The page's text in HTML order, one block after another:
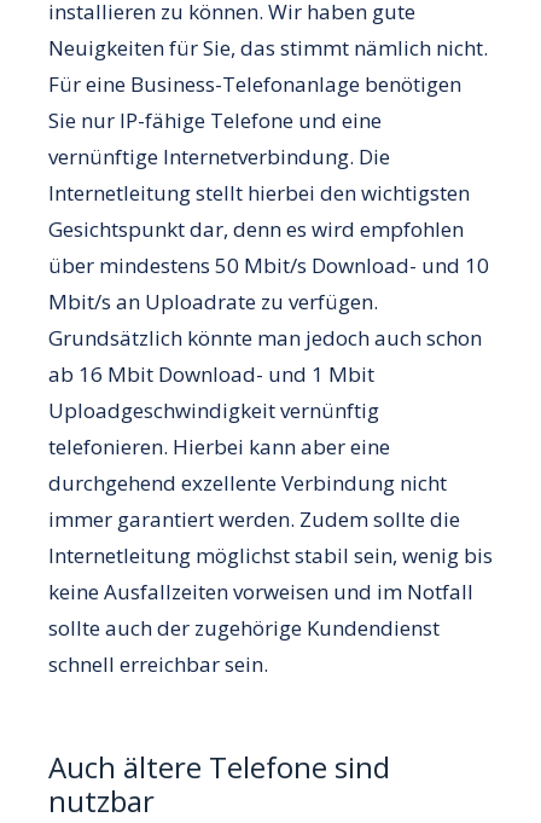
installieren zu können. Wir haben gute
Neuigkeiten für Sie, das stimmt nämlich nicht.
Für eine Business-Telefonanlage benötigen
Sie nur IP-fähige Telefone und eine
vernünftige Internetverbindung. Die
Internetleitung stellt hierbei den wichtigsten
Gesichtspunkt dar, denn es wird empfohlen
über mindestens 50 Mbit/s Download- und 10
Mbit/s an Uploadrate zu verfügen.
Grundsätzlich könnte man jedoch auch schon
ab 16 Mbit Download- und 1 Mbit
Uploadgeschwindigkeit vernünftig
telefonieren. Hierbei kann aber eine
durchgehend exzellente Verbindung nicht
immer garantiert werden. Zudem sollte die
Internetleitung möglichst stabil sein, wenig bis
keine Ausfallzeiten vorweisen und im Notfall
sollte auch der zugehörige Kundendienst
schnell erreichbar sein.
Auch ältere Telefone sind
nutzbar